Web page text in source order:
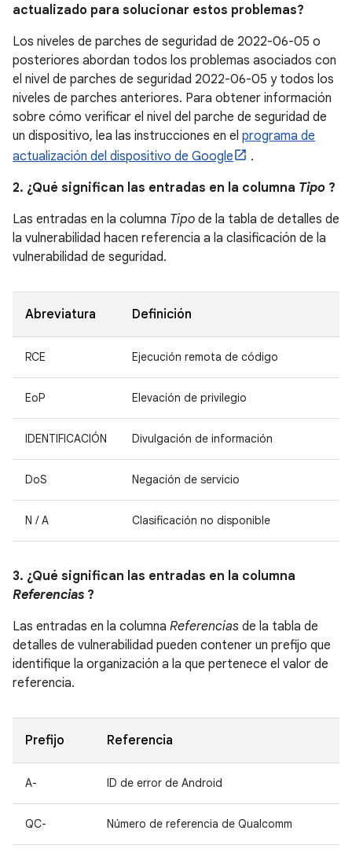
actualizado para solucionar estos problemas?
Los niveles de parches de seguridad de 2022-06-05 o
posteriores abordan todos los problemas asociados con
el nivel de parches de seguridad 2022-06-05 y todos los
niveles de parches anteriores. Para obtener información
sobre cómo verificar el nivel del parche de seguridad de
un dispositivo, lea las instrucciones en el programa de
actualización del dispositivo de Google
.
2. ¿Qué significan las entradas en la columna Tipo ?
Las entradas en la columna Tipo de la tabla de detalles de
la vulnerabilidad hacen referencia a la clasificación de la
vulnerabilidad de seguridad.
Abreviatura Definición
RCE Ejecución remota de código
EoP Elevación de privilegio
IDENTIFICACIÓN Divulgación de información
DoS Negación de servicio
N / A Clasificación no disponible
3. ¿Qué significan las entradas en la columna
Referencias ?
Las entradas en la columna Referencias de la tabla de
detalles de vulnerabilidad pueden contener un prefijo que
identifique la organización a la que pertenece el valor de
referencia.
Prefijo Referencia
A- ID de error de Android
QC- Número de referencia de Qualcomm